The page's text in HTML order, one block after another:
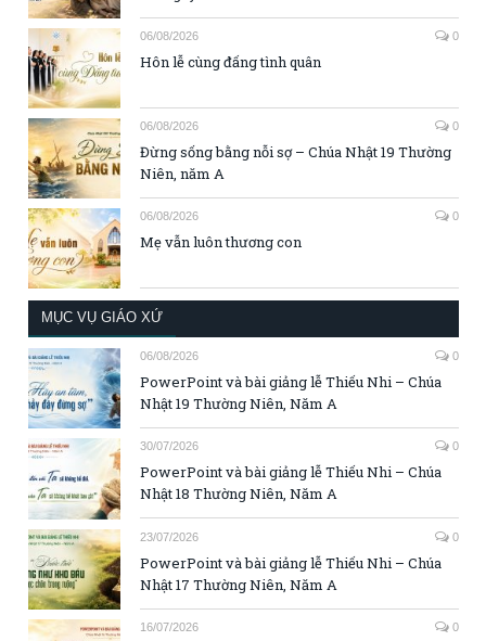
06/08/2026 0
Hôn lễ cùng đấng tình quân
06/08/2026 0
Đừng sống bằng nỗi sợ – Chúa Nhật 19 Thường
Niên, năm A
06/08/2026 0
Mẹ vẫn luôn thương con
MỤC VỤ GIÁO XỨ
06/08/2026 0
PowerPoint và bài giảng lễ Thiếu Nhi – Chúa
Nhật 19 Thường Niên, Năm A
30/07/2026 0
PowerPoint và bài giảng lễ Thiếu Nhi – Chúa
Nhật 18 Thường Niên, Năm A
23/07/2026 0
PowerPoint và bài giảng lễ Thiếu Nhi – Chúa
Nhật 17 Thường Niên, Năm A
16/07/2026 0